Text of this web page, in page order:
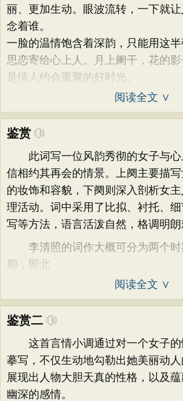
丽、更加生动。眼波流转，一下就
念着谁。
一脸的温情饱含着深韵，只能用这
思恋寄给心上人。月上阑干，花的
是情人约会重聚的好时光。
阅读全文 ∨
鉴赏
此词写一位风韵秀彻的女子与心
信相约其再会的情景。上阕主要描
的妆饰和容貌，下阕则深入剖析女
理活动。词中采用了比拟、衬托、
写等方法，语言活泼自然，格调明朗
李清照的词作大概可分为两个
期，即北
阅读全文 ∨
鉴赏二
这首言情小调通过对一个女子的
摹写，不仅生动地勾勒出她美丽动
展现出人物大胆天真的性格，以及
幽深的感情。